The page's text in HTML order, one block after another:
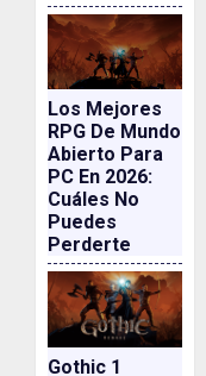
Los Mejores
RPG De Mundo
Abierto Para
PC En 2026:
Cuáles No
Puedes
Perderte
Gothic 1